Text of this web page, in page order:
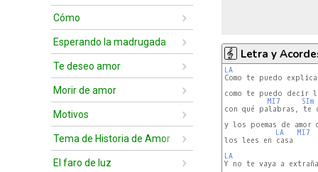
Cómo
Esperando la madrugada
Te deseo amor
Morir de amor
Motivos
Tema de Historia de Amor
El faro de luz
Letra y
LA
como te puedo decir
MI7
SIm
con qué palabras, te
y los poemas de
LA
MI7
los lees en casa
LA